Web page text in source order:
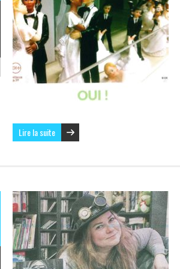
Lire la suite